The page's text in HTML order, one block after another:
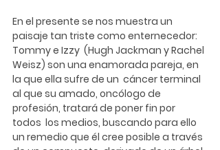
En el presente se nos muestra un
paisaje tan triste como enternecedor:
Tommy e Izzy  (Hugh Jackman y Rachel
Weisz) son una enamorada pareja, en
la que ella sufre de un  cáncer terminal
al que su amado, oncólogo de
profesión, tratará de poner fin por
todos  los medios, buscando para ello
un remedio que él cree posible a través